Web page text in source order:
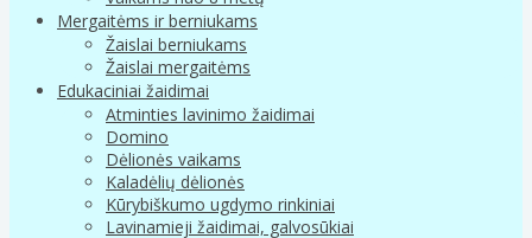
Mergaitėms ir berniukams
Žaislai berniukams
Žaislai mergaitėms
Edukaciniai žaidimai
Atminties lavinimo žaidimai
Domino
Dėlionės vaikams
Kaladėlių dėlionės
Kūrybiškumo ugdymo rinkiniai
Lavinamieji žaidimai, galvosūkiai